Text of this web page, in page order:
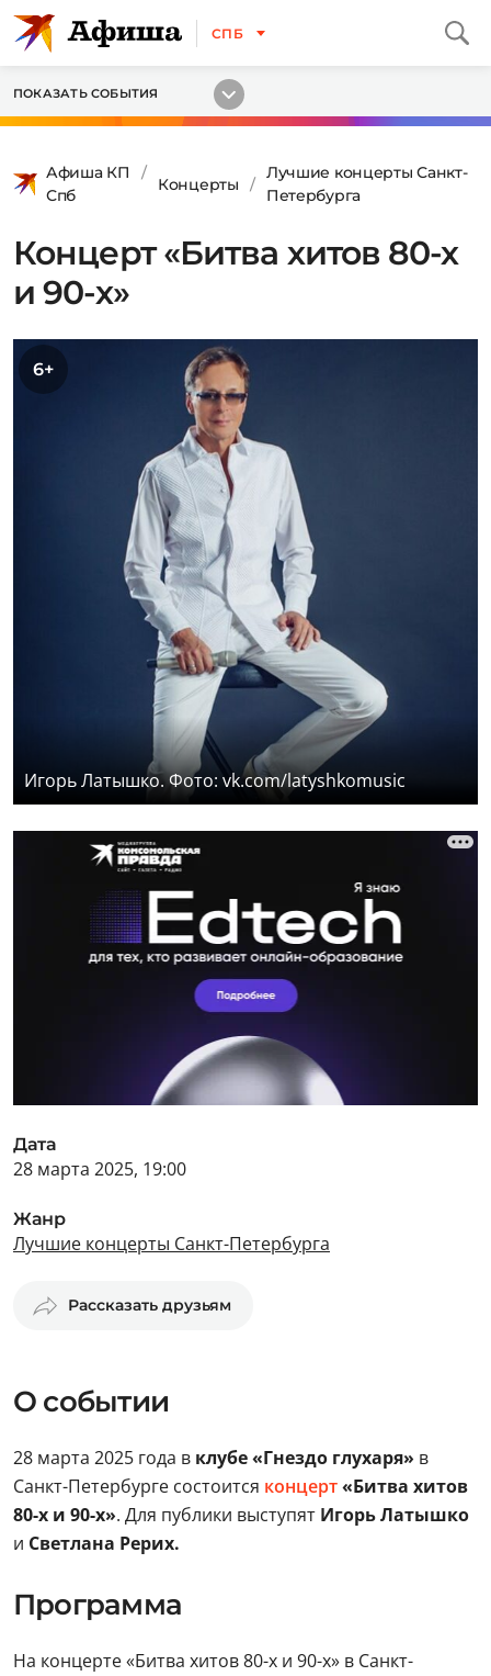
СПБ
ПОКАЗАТЬ СОБЫТИЯ
Афиша КП
Спб
Концерты
Лучшие концерты Санкт-
Петербурга
Концерт «Битва хитов 80-х
и 90-х»
6+
Игорь Латышко. Фото: vk.com/latyshkomusic
Дата
28 марта 2025, 19:00
Жанр
Лучшие концерты Санкт-Петербурга
Рассказать друзьям
О событии
28 марта 2025 года в клубе «Гнездо глухаря» в
Санкт-Петербурге состоится концерт«Битва хитов
80-х и 90-х». Для публики выступят Игорь Латышко
и Светлана Рерих.
Программа
На концерте «Битва хитов 80-х и 90-х» в Санкт-